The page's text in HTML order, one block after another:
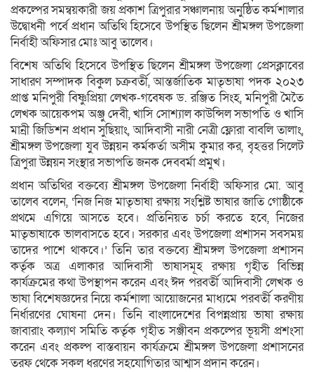
প্রকল্পের সমন্বয়কারী জয় প্রকাশ ত্রিপুরার সঞ্চালনায় অনুষ্ঠিত কর্মশালার
উদ্বোধনী পর্বে প্রধান অতিথি হিসেবে উপস্থিত ছিলেন শ্রীমঙ্গল উপজেলা
নির্বাহী অফিসার মোঃ আবু তালেব।
বিশেষ অতিথি হিসেবে উপস্থিত ছিলেন শ্রীমঙ্গল উপজেলা প্রেসক্লাবের
সাধারণ সম্পাদক বিকুল চক্রবর্তী, আন্তর্জাতিক মাতৃভাষা পদক ২০২৩
প্রাপ্ত মনিপুরী বিষ্ণুপ্রিয়া লেখক-গবেষক ড. রঞ্জিত সিংহ, মনিপুরী মৈতৈ
লেখক আয়েকপম অঞ্জু দেবী, খাসি সোশ্যাল কাউন্সিল সভাপতি ও খাসি
মান্রী জিডিশন প্রধান সুছিয়াং, আদিবাসী নারী নেত্রী ফ্লোরা বাবলি তালাং,
শ্রীমঙ্গল উপজেলা যুব উন্নয়ন কর্মকর্তা অসীম কুমার কর, বৃহত্তর সিলেট
ত্রিপুরা উন্নয়ন সংস্থার সভাপতি জনক দেববর্মা প্রমুখ।
প্রধান অতিথির বক্তব্যে শ্রীমঙ্গল উপজেলা নির্বাহী অফিসার মো. আবু
তালেব বলেন, ‘নিজ নিজ মাতৃভাষা রক্ষায় সংশ্লিষ্ট ভাষার জাতি গোষ্ঠীকে
প্রথমে এগিয়ে আসতে হবে। প্রতিনিয়ত চর্চা করতে হবে, নিজের
মাতৃভাষাকে ভালবাসতে হবে। সরকার এবং উপজেলা প্রশাসন সবসময়
তাদের পাশে থাকবে।’ তিনি তার বক্তব্যে শ্রীমঙ্গল উপজেলা প্রশাসন
কর্তৃক অত্র এলাকার আদিবাসী ভাষাসমূহ রক্ষায় গৃহীত বিভিন্ন
কার্যক্রমের কথা উপস্থাপন করেন এবং ঈদ পরবর্তী আদিবাসী লেখক ও
ভাষা বিশেষজ্ঞদের নিয়ে কর্মশালা আয়োজনের মাধ্যমে পরবর্তী করণীয়
নির্ধারণের ঘোষনা দেন। তিনি বাংলাদেশের বিপন্নপ্রায় ভাষা রক্ষায়
জাবারাং কল্যাণ সমিতি কর্তৃক গৃহীত সঞ্জীবন প্রকল্পের ভূয়সী প্রশংসা
করেন এবং প্রকল্প বাস্তবায়ন কার্যক্রমে শ্রীমঙ্গল উপজেলা প্রশাসনের
তরফ থেকে সকল ধরণের সহযোগিতার আশ্বাস প্রদান করেন।